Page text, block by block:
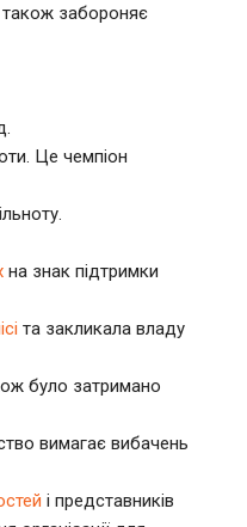
також забороняє
Це чемпіон
на знак підтримки
та закликала владу
було затримано
вимагає вибачень
і представників